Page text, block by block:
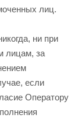
лиц.
ни при
лицам, за
если
Оператору